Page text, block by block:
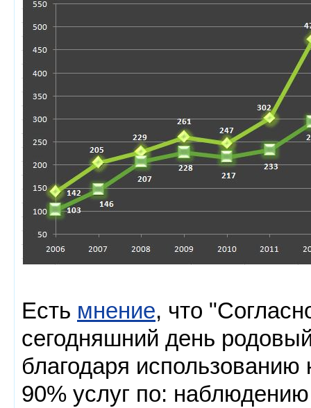
Есть мнение, что
сегодняшний день
благодаря использованию
90% услуг по: